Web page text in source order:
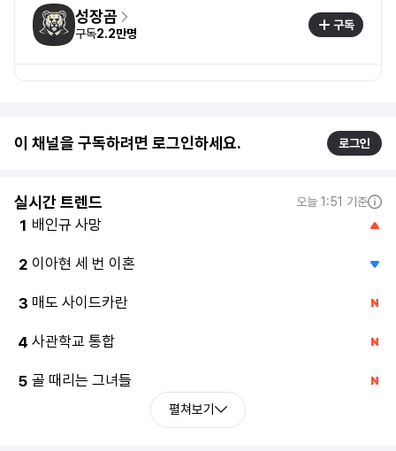
성장곰
구독2.2만명
구독
이 채널을 구독하려면 로그인하세요. 로그인
실시간 트렌드 오늘 1:51 기준
1 배인규 사망
2 이아현 세 번 이혼
3 매도 사이드카란
4 사관학교 통합
5 골 때리는 그녀들
펼쳐보기